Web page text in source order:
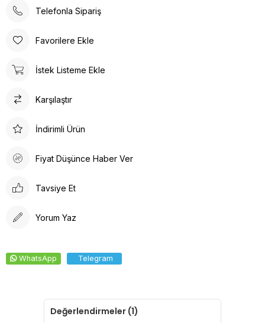
bulundurarak sipariş vermenizi öneririz.
• 30°’de kısa programda yıkanılması önerilir. 30 derece üstü
Telefonla Sipariş
Favorilere Ekle
İstek Listeme Ekle
Karşılaştır
İndirimli Ürün
Fiyat Düşünce Haber Ver
Tavsiye Et
Yorum Yaz
WhatsApp Telegram
Değerlendirmeler (1)